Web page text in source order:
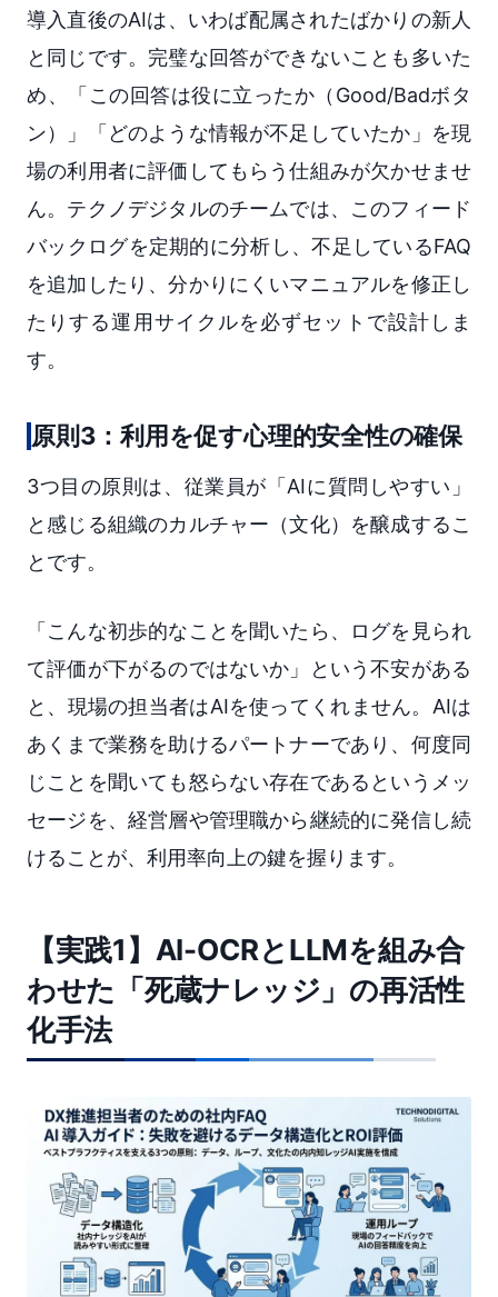
導入直後のAIは、いわば配属されたばかりの新人
と同じです。完璧な回答ができないことも多いた
め、「この回答は役に立ったか（Good/Badボタ
ン）」「どのような情報が不足していたか」を現
場の利用者に評価してもらう仕組みが欠かせませ
ん。テクノデジタルのチームでは、このフィード
バックログを定期的に分析し、不足しているFAQ
を追加したり、分かりにくいマニュアルを修正し
たりする運用サイクルを必ずセットで設計しま
す。
原則3：利用を促す心理的安全性の確保
3つ目の原則は、従業員が「AIに質問しやすい」
と感じる組織のカルチャー（文化）を醸成するこ
とです。
「こんな初歩的なことを聞いたら、ログを見られ
て評価が下がるのではないか」という不安がある
と、現場の担当者はAIを使ってくれません。AIは
あくまで業務を助けるパートナーであり、何度同
じことを聞いても怒らない存在であるというメッ
セージを、経営層や管理職から継続的に発信し続
けることが、利用率向上の鍵を握ります。
【実践1】AI-OCRとLLMを組み合
わせた「死蔵ナレッジ」の再活性
化手法